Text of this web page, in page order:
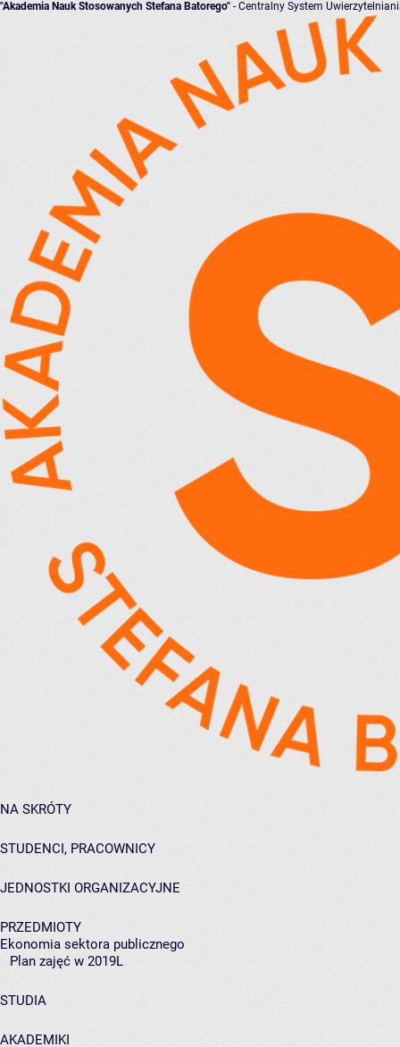
"Akademia Nauk Stosowanych Stefana Batorego" - Centralny System
NA SKRÓTY
STUDENCI, PRACOWNICY
JEDNOSTKI ORGANIZACYJNE
PRZEDMIOTY
Ekonomia sektora publicznego
Plan zajęć w 2019L
STUDIA
AKADEMIKI